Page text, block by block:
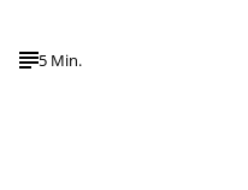
5 Min.